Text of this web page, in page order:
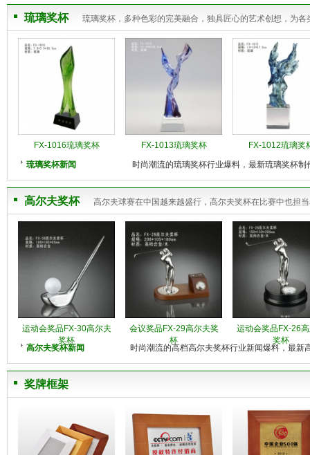
琉璃奖杯 琉璃奖杯，多种色彩的完美融合，独具匠心的艺术创想，为
FX-1016琉璃奖杯 FX-1013琉璃奖杯
FX-1012琉璃奖
琉璃奖杯新闻
时尚潮流的琉璃奖杯行业爆料，最新琉璃奖杯
高尔夫奖杯 高尔夫球赛在中国越来越盛行，高尔夫奖杯在比赛中也担
运动会奖品FX-30高尔夫
奖杯
会议奖品FX-29高尔夫奖
杯
运动会奖品FX-26
奖杯
高尔夫奖杯新闻 时尚潮流的高档高尔夫奖杯行业新闻爆料，最
奖牌框架